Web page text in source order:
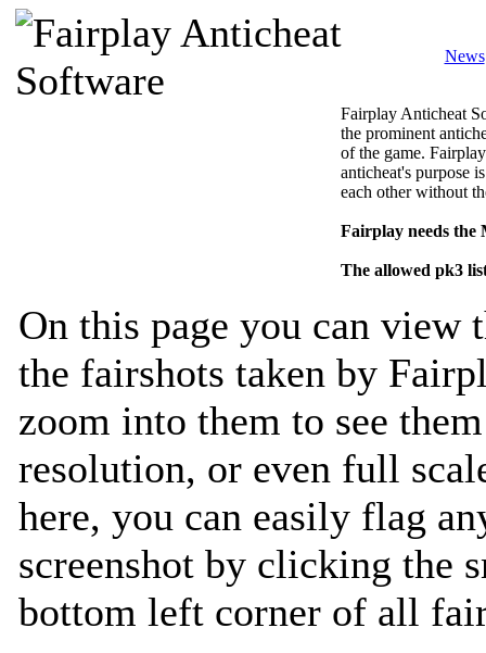
News
Fairplay Anticheat
the prominent
of the game.
anticheat's purpose
each other without
Fairplay needs
The allowed pk3
On this page you can view
the fairshots taken by
zoom into them to see
resolution, or even full
here, you can easily flag
screenshot by clicking the
bottom left corner of all